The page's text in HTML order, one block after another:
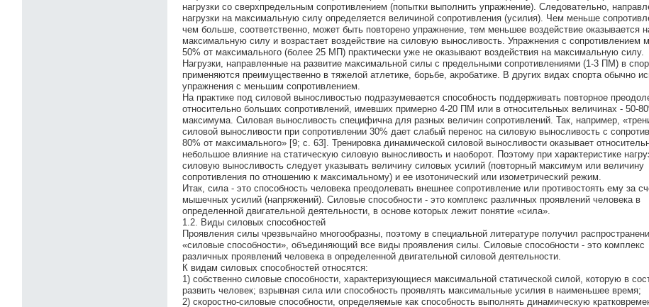
нагрузки со сверхпредельным сопротивлением (попытки выполнить упражнение). Следовательно,
нагрузки на максимальную силу определяется величиной сопротивления (усилия). Чем меньше
чем больше, соответственно, может быть повторено упражнение, тем меньшее воздействие оказывается
максимальную силу и возрастает воздействие на силовую выносливость. Упражнения с сопротивлением
50% от максимального (более 25 МП) практически уже не оказывают воздействия на максимальную силу.
Нагрузки, направленные на развитие максимальной силы с предельными сопротивлениями (1-3 ПМ) в
применяются преимущественно в тяжелой атлетике, борьбе, акробатике. В других видах спорта обычно
упражнения с меньшим сопротивлением.
На практике под силовой выносливостью подразумевается способность поддерживать повторное
относительно больших сопротивлений, имевших примерно 4-20 ПМ или в относительных величинах - 50-
максимума. Силовая выносливость специфична для разных величин сопротивлений. Так, например,
силовой выносливости при сопротивлении 30% дает слабый перенос на силовую выносливость с
80% от максимального» [9; с. 63]. Тренировка динамической силовой выносливости оказывает
небольшое влияние на статическую силовую выносливость и наоборот. Поэтому при характеристике
силовую выносливость следует указывать величину силовых усилий (повторный максимум или величину
сопротивления по отношению к максимальному) и ее изотонический или изометрический режим.
Итак, сила - это способность человека преодолевать внешнее сопротивление или противостоять ему за
мышечных усилий (напряжений). Силовые способности - это комплекс различных проявлений человека в
определенной двигательной деятельности, в основе которых лежит понятие «сила».
1.2. Виды силовых способностей
Проявления силы чрезвычайно многообразны, поэтому в специальной литературе получил
«силовые способности», объединяющий все виды проявления силы. Силовые способности - это комплекс
различных проявлений человека в определенной двигательной силовой деятельности.
К видам силовых способностей относятся:
1) собственно силовые способности, характеризующиеся максимальной статической силой, которую в
развить человек; взрывная сила или способность проявлять максимальные усилия в наименьшее время;
2) скоростно-силовые способности, определяемые как способность выполнять динамическую